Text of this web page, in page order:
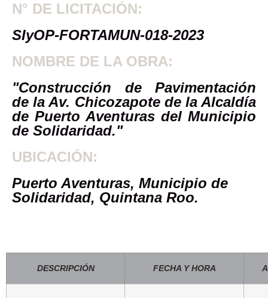
N° DE LICITACIÓN:
SIyOP-FORTAMUN-018-2023
NOMBRE DE LA OBRA:
"Construcción de Pavimentación
de la Av. Chicozapote de la Alcaldía
de Puerto Aventuras del Municipio
de Solidaridad."
UBICACIÓN:
Puerto Aventuras, Municipio de
Solidaridad, Quintana Roo.
DESCRIPCIÓN FECHA Y HORA